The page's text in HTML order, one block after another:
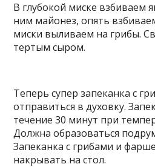
В глубокой миске взбиваем
ним майонез, опять
миски выливаем на грибы.
тертым сыром.
Теперь супер запеканка с
отправиться в духовку.
течение 30 минут при
Должна образоваться
Запеканка с грибами и
накрывать на стол.